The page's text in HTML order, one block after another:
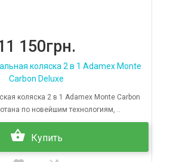
150грн.
коляска 2 в 1 Adamex Monte
Carbon Deluxe
коляска 2 в 1 Adamex Monte Carbon
по новейшим технологиям, ..
Купить